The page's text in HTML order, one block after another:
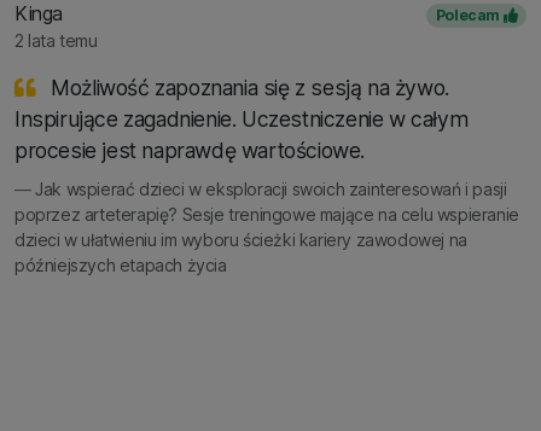
Polecam
Kinga
2 lata temu
Możliwość zapoznania się z sesją na żywo.
Inspirujące zagadnienie. Uczestniczenie w całym
procesie jest naprawdę wartościowe.
Jak wspierać dzieci w eksploracji swoich zainteresowań i pasji
poprzez arteterapię? Sesje treningowe mające na celu wspieranie
dzieci w ułatwieniu im wyboru ścieżki kariery zawodowej na
późniejszych etapach życia